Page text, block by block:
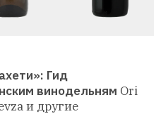
Гид
винодельням Ori
и другие